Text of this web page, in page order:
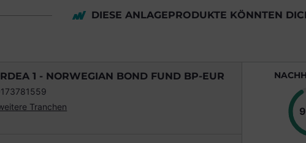
DIESE ANLAGEPRODUKTE KÖNNTEN
1 - NORWEGIAN BOND FUND BP-EUR
Tranchen